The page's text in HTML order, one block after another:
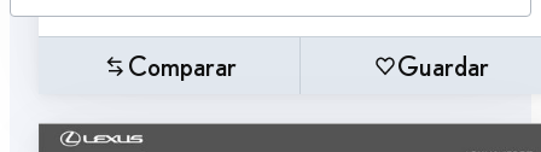
Comparar Guardar